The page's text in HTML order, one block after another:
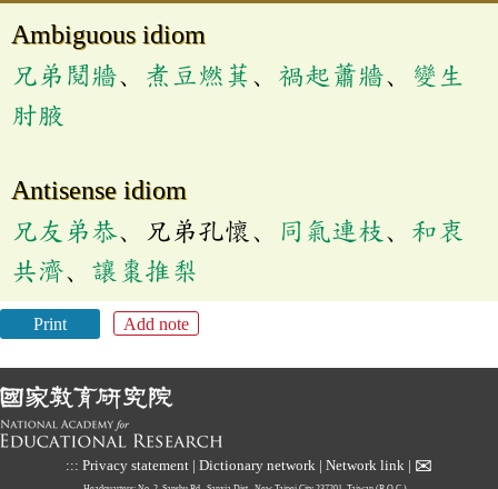
Ambiguous idiom
兄弟鬩牆、 煮豆燃萁、 禍起蕭牆、
變生
肘腋
Antisense idiom
兄友弟恭、兄弟孔懷、 同氣連枝 、 和衷
共濟、 讓棗推梨
Print Add note
::: Privacy statement Dictionary network Network link ✉